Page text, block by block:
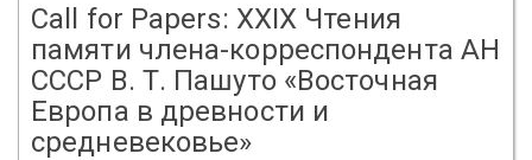
Call for Papers: XXIХ Чтения
памяти члена-корреспондента АН
СССР В. Т. Пашуто «Восточная
Европа в древности и
средневековье»